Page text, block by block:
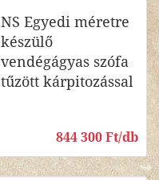
NS Egyedi méretre
készülő
vendégágyas szófa
tűzött kárpitozással
844 300 Ft/db